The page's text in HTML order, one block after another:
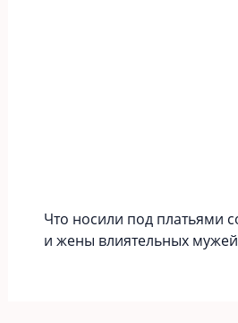
Что носили под платьями
и жены влиятельных мужей